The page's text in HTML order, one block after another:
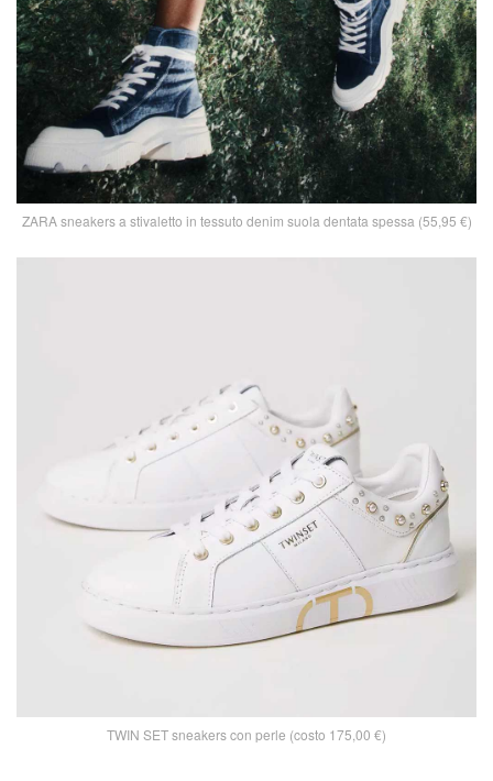
ZARA sneakers a stivaletto in tessuto denim suola dentata spessa (55,95 €)
TWIN SET sneakers con perle (costo 175,00 €)